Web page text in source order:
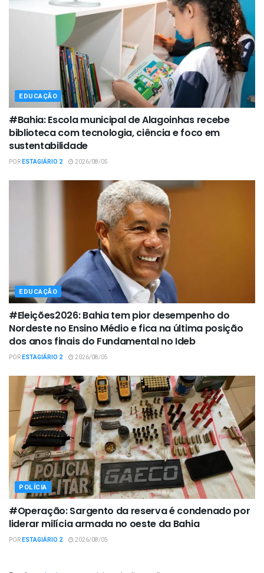
EDUCAÇÃO
#Bahia: Escola municipal de Alagoinhas recebe
biblioteca com tecnologia, ciência e foco em
sustentabilidade
PORESTAGIÁRIO 2 2026/08/05
EDUCAÇÃO
#Eleições2026: Bahia tem pior desempenho do
Nordeste no Ensino Médio e fica na última posição
dos anos finais do Fundamental no Ideb
PORESTAGIÁRIO 2 2026/08/05
POLÍCIA
#Operação: Sargento da reserva é condenado por
liderar milícia armada no oeste da Bahia
PORESTAGIÁRIO 2 2026/08/05